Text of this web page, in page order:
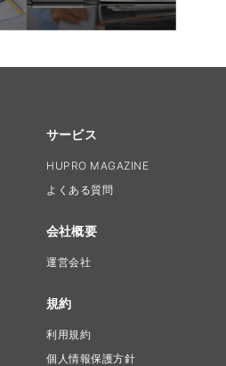
サービス
HUPRO MAGAZINE
よくある質問
会社概要
運営会社
規約
利用規約
個人情報保護方針